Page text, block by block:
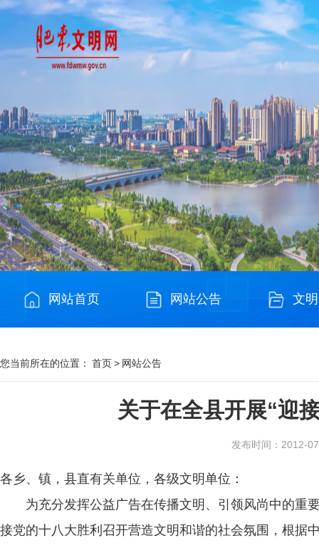
网站首页 网站公告 文
您当前所在的位置： 首页> 网站公告
关于在全县开展“迎
发布时间：2012-
各乡、镇，县直有关单位，各级文明单位：
为充分发挥公益广告在传播文明、引领风尚中的重要
接党的十八大胜利召开营造文明和谐的社会氛围，根据